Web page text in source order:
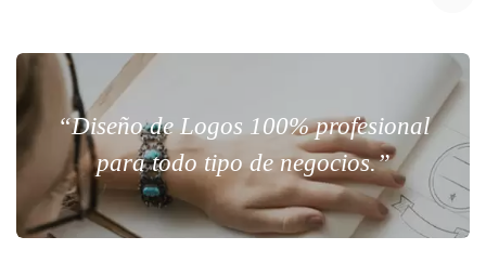
“Diseño de Logos 100% profesional
para todo tipo de negocios.”